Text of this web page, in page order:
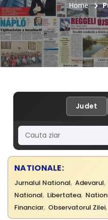
Home
Judet
NATIONALE:
Jurnalul National, Adevarul,
National, Libertatea,
Financiar, Observatorul Zilei,